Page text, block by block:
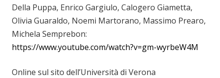
Della Puppa, Enrico Gargiulo, Calogero Giametta,
Olivia Guaraldo, Noemi Martorano, Massimo Prearo,
Michela Semprebon:
https://www.youtube.com/watch?v=gm-wyrbeW4M
Online sul sito dell’Università di Verona